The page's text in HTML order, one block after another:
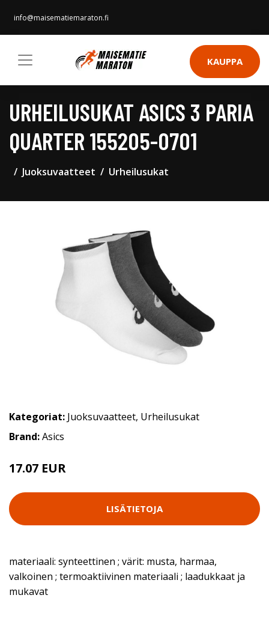
info@maisematiemaraton.fi
KAUPPA
URHEILUSUKAT ASICS 3 PARIA
QUARTER 155205-0701
Juoksuvaatteet Urheilusukat
Kategoriat: Juoksuvaatteet, Urheilusukat
Brand:Asics
17.07 EUR
LISÄTIETOJA
materiaali: synteettinen ; värit: musta, harmaa,
valkoinen ; termoaktiivinen materiaali ; laadukkaat ja
mukavat